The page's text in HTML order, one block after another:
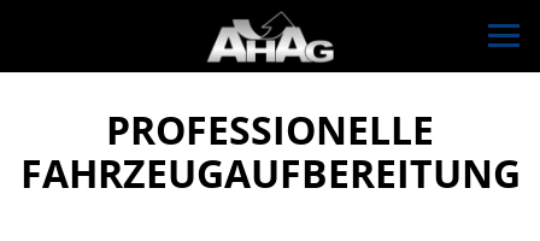
PROFESSIONELLE
FAHRZEUGAUFBEREITUNG